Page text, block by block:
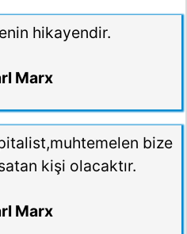
hikayendir.
Marx
bize
kişi olacaktır.
Marx